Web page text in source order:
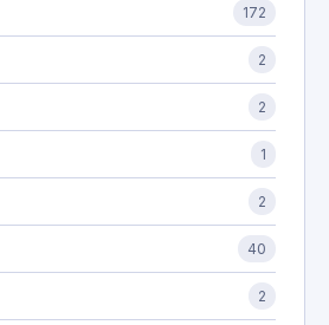
172
2
2
1
2
40
2